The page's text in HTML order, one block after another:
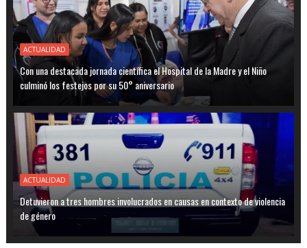
ACTUALIDAD
Con una destacada jornada científica el Hospital de la Madre y el Niño
culminó los festejos por su 50° aniversario
ACTUALIDAD
Detuvieron a tres hombres involucrados en causas en contexto de violencia
de género